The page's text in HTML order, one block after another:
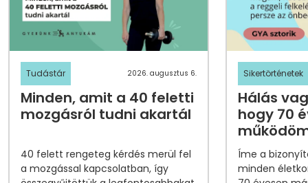
Tudástár 2026. augusztus 6.
Minden, amit a 40 feletti
mozgásról tudni akartál
40 felett rengeteg kérdés merül fel
a mozgással kapcsolatban, így
Sikertörténetek
Hálás
hogy 70
története
Íme a
minden